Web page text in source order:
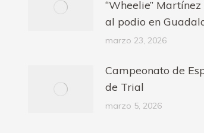
“Wheelie” Martínez
al podio en
marzo 23, 2026
Campeonato de
de Trial
marzo 5, 2026